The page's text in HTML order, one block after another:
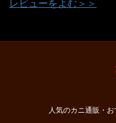
レビューをよむ＞＞
人気のカニ通販・